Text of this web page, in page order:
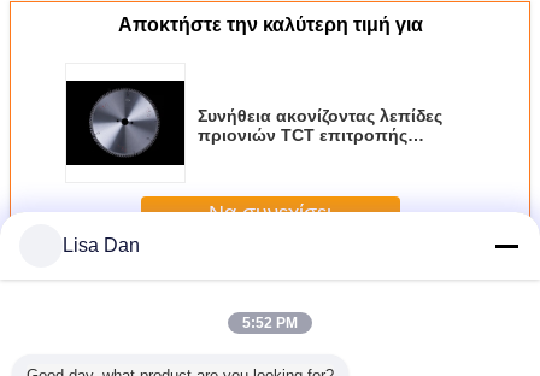
Αποκτήστε την καλύτερη τιμή για
Συνήθεια ακονίζοντας λεπίδες
πριονιών TCT επιτροπής
Να συνεχίσει
ΠερισσότεροιΤο TCT είδε τη λεπίδα
Lisa Dan
5:52 PM